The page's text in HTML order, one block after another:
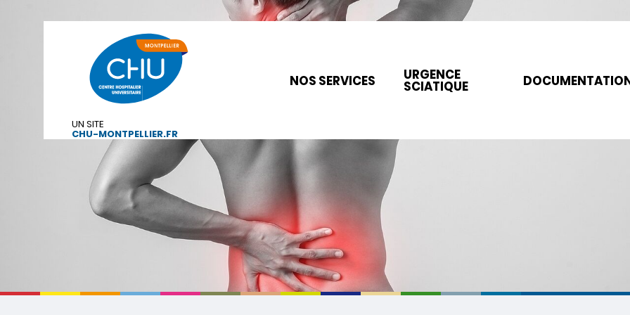
UN SITE
CHU-MONTPELLIER.FR
NOS SERVICES URGENCE
SCIATIQUE